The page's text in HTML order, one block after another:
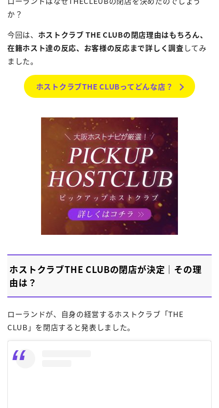
か？
今回は、 ホストクラブ THE CLUBの閉店理由はもちろん、
在籍ホスト達の反応、お客様の反応まで詳しく調査してみ
ました。
ホストクラブTHE CLUBってどんな店？
ホストクラブTHE CLUBの閉店が決定｜その理
由は？
ローランドが、自身の経営するホストクラブ「THE
CLUB」を閉店すると発表しました。